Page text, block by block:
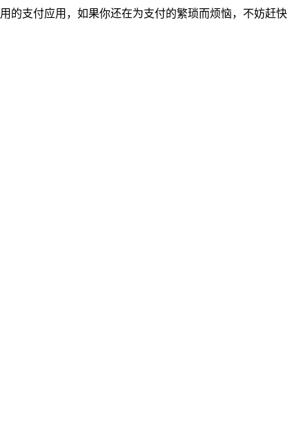
的支付应用，如果你还在为支付的繁琐而烦恼，不妨赶快